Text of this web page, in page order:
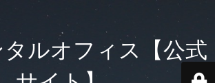
ルオフィス【公式